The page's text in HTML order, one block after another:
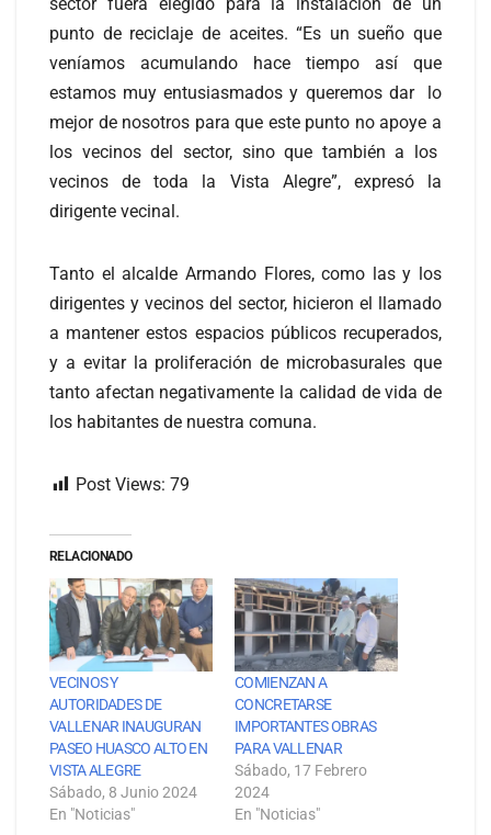
punto de reciclaje de aceites. “Es un sueño que
veníamos acumulando hace tiempo así que
estamos muy entusiasmados y queremos dar lo
mejor de nosotros para que este punto no apoye a
los vecinos del sector, sino que también a los
vecinos de toda la Vista Alegre”, expresó la
dirigente vecinal.
Tanto el alcalde Armando Flores, como las y los
dirigentes y vecinos del sector, hicieron el llamado
a mantener estos espacios públicos recuperados,
y a evitar la proliferación de microbasurales que
tanto afectan negativamente la calidad de vida de
los habitantes de nuestra comuna.
Post Views: 79
RELACIONADO
VECINOS Y
AUTORIDADES DE
VALLENAR INAUGURAN
PASEO HUASCO ALTO EN
VISTA ALEGRE
Sábado, 8 Junio 2024
En "Noticias"
COMIENZAN A
CONCRETARSE
IMPORTANTES OBRAS
PARA VALLENAR
Sábado, 17 Febrero
2024
En "Noticias"